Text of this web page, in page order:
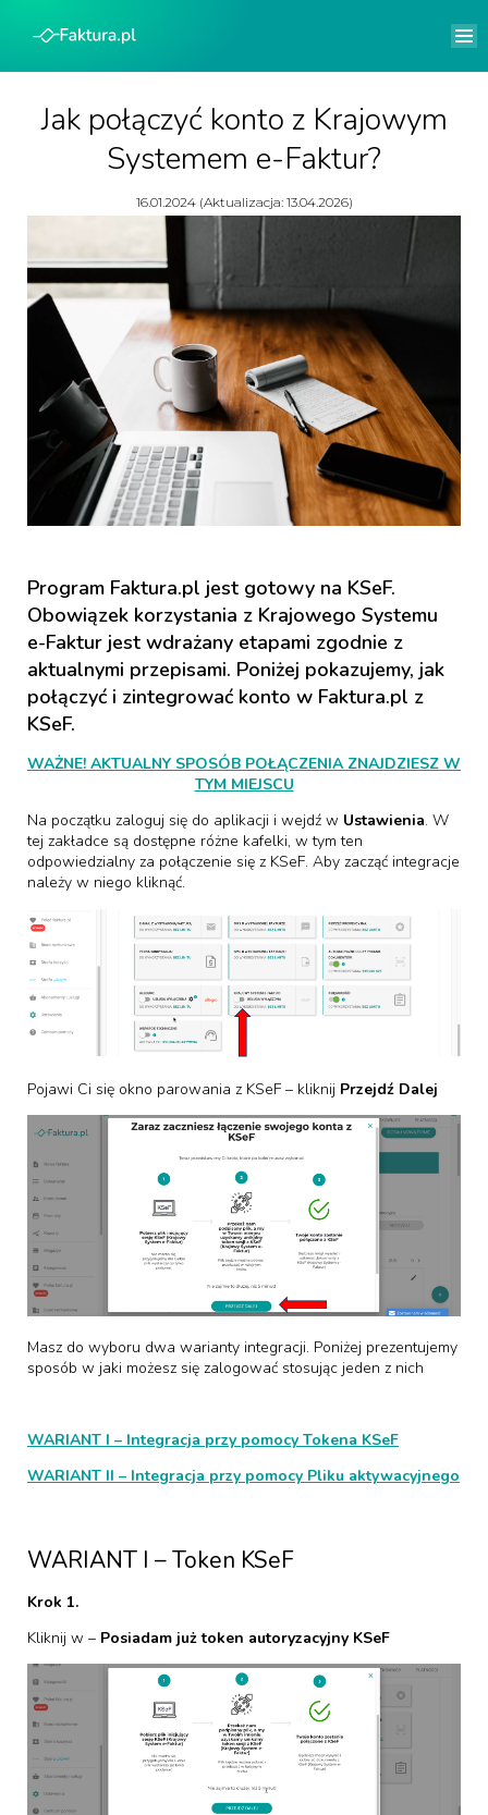
Jak połączyć konto z Krajowym
Systemem e-Faktur?
16.01.2024 (Aktualizacja: 13.04.2026)
Program Faktura.pl jest gotowy na KSeF.
Obowiązek korzystania z Krajowego Systemu
e-Faktur jest wdrażany etapami zgodnie z
aktualnymi przepisami. Poniżej pokazujemy, jak
połączyć i zintegrować konto w Faktura.pl z
KSeF.
WAŻNE! AKTUALNY SPOSÓB POŁĄCZENIA ZNAJDZIESZ W
TYM MIEJSCU
Na początku zaloguj się do aplikacji i wejdź w Ustawienia. W
tej zakładce są dostępne różne kafelki, w tym ten
odpowiedzialny za połączenie się z KSeF. Aby zacząć integracje
należy w niego kliknąć.
Pojawi Ci się okno parowania z KSeF – kliknij Przejdź Dalej
Masz do wyboru dwa warianty integracji. Poniżej prezentujemy
sposób w jaki możesz się zalogować stosując jeden z nich
WARIANT I – Integracja przy pomocy Tokena KSeF
WARIANT II – Integracja przy pomocy Pliku aktywacyjnego
WARIANT I – Token KSeF
Krok 1.
Kliknij w – Posiadam już token autoryzacyjny KSeF